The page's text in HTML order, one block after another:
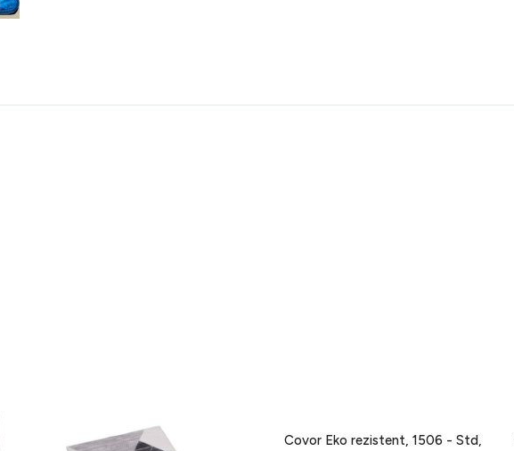
Covor Eva, Heinner, 160 x 230 cm,
Covor Eko rezistent, 1506 - Std,